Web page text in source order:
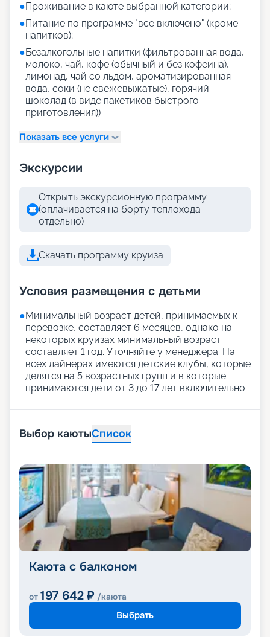
●Проживание в каюте выбранной категории;
●Питание по программе "все включено" (кроме
напитков);
●Безалкогольные напитки (фильтрованная вода,
молоко, чай, кофе (обычный и без кофеина),
лимонад, чай со льдом, ароматизированная
вода, соки (не свежевыжатые), горячий
шоколад (в виде пакетиков быстрого
приготовления))
Показать все услуги
Экскурсии
Открыть экскурсионную программу
(оплачивается на борту теплохода
отдельно)
Скачать программу круиза
Условия размещения с детьми
●Минимальный возраст детей, принимаемых к
перевозке, составляет 6 месяцев, однако на
некоторых круизах минимальный возраст
составляет 1 год. Уточняйте у менеджера. На
всех лайнерах имеются детские клубы, которые
делятся на 5 возрастных групп и в которые
принимаются дети от 3 до 17 лет включительно.
Выбор каютыСписок
Каюта с балконом
от 197 642 ₽ /каюта
Выбрать